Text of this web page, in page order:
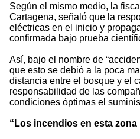
Según el mismo medio, la
Cartagena, señaló que la
eléctricas en el inicio y
confirmada bajo prueba
Así, bajo el nombre de
que esto se debió a la poca
distancia entre el bosque y el
responsabilidad de las
condiciones óptimas el
“Los incendios en esta